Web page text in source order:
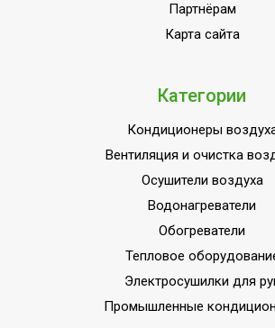
Партнёрам
Карта сайта
Категории
Кондиционеры
Вентиляция и очистка
Осушители воздуха
Водонагреватели
Обогреватели
Тепловое
Электросушилки для
Промышленные